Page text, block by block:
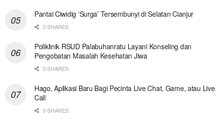
Pantai Ciwidig ‘Surga’ Tersembunyi di Selatan Cianjur
0 SHARES
Poliklinik RSUD Palabuhanratu Layani Konseling dan
Pengobatan Masalah Kesehatan Jiwa
0 SHARES
Hago, Aplikasi Baru Bagi Pecinta Live Chat, Game, atau Live
Call
0 SHARES